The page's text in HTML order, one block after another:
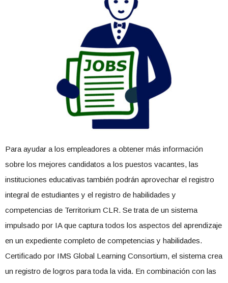
Para ayudar a los empleadores a obtener más información
sobre los mejores candidatos a los puestos vacantes, las
instituciones educativas también podrán aprovechar el registro
integral de estudiantes y el registro de habilidades y
competencias de Territorium CLR. Se trata de un sistema
impulsado por IA que captura todos los aspectos del aprendizaje
en un expediente completo de competencias y habilidades.
Certificado por IMS Global Learning Consortium, el sistema crea
un registro de logros para toda la vida. En combinación con las